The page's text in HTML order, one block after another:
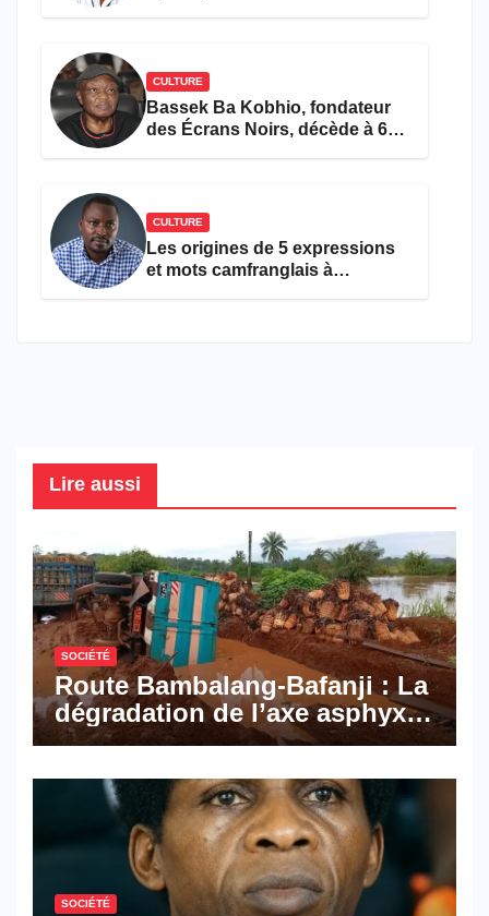
CULTURE
Bassek Ba Kobhio, fondateur
des Écrans Noirs, décède à 69
CULTURE
Les origines de 5 expressions
et mots camfranglais à
Lire aussi
SOCIÉTÉ
Route Bambalang-Bafanji : La
dégradation de l’axe asphyxie
les activités économiques
SOCIÉTÉ